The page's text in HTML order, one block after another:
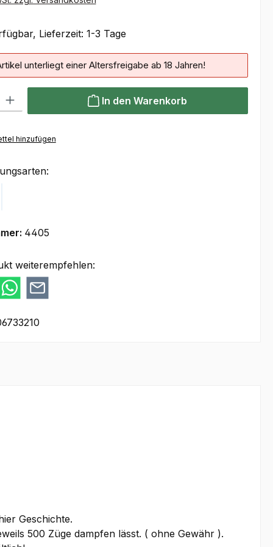
Lieferzeit: 1-3 Tage
unterliegt einer Altersfreigabe ab 18 Jahren!
In den Warenkorb
hinzufügen
4405
weiterempfehlen:
Geschichte.
500 Züge dampfen lässt. ( ohne Gewähr ).